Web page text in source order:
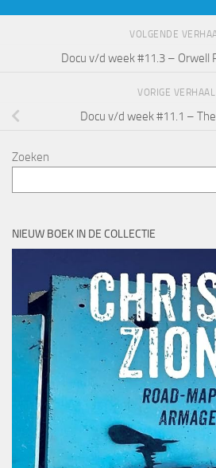
VOLGENDE
Docu v/d week #11.3 – Orwell
VORIGE VERHAAL
Docu v/d week #11.1 –
Zoeken
NIEUW BOEK IN DE COLLECTIE